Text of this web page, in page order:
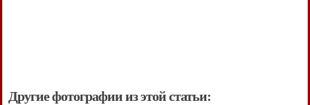
Другие фотографии из этой статьи: